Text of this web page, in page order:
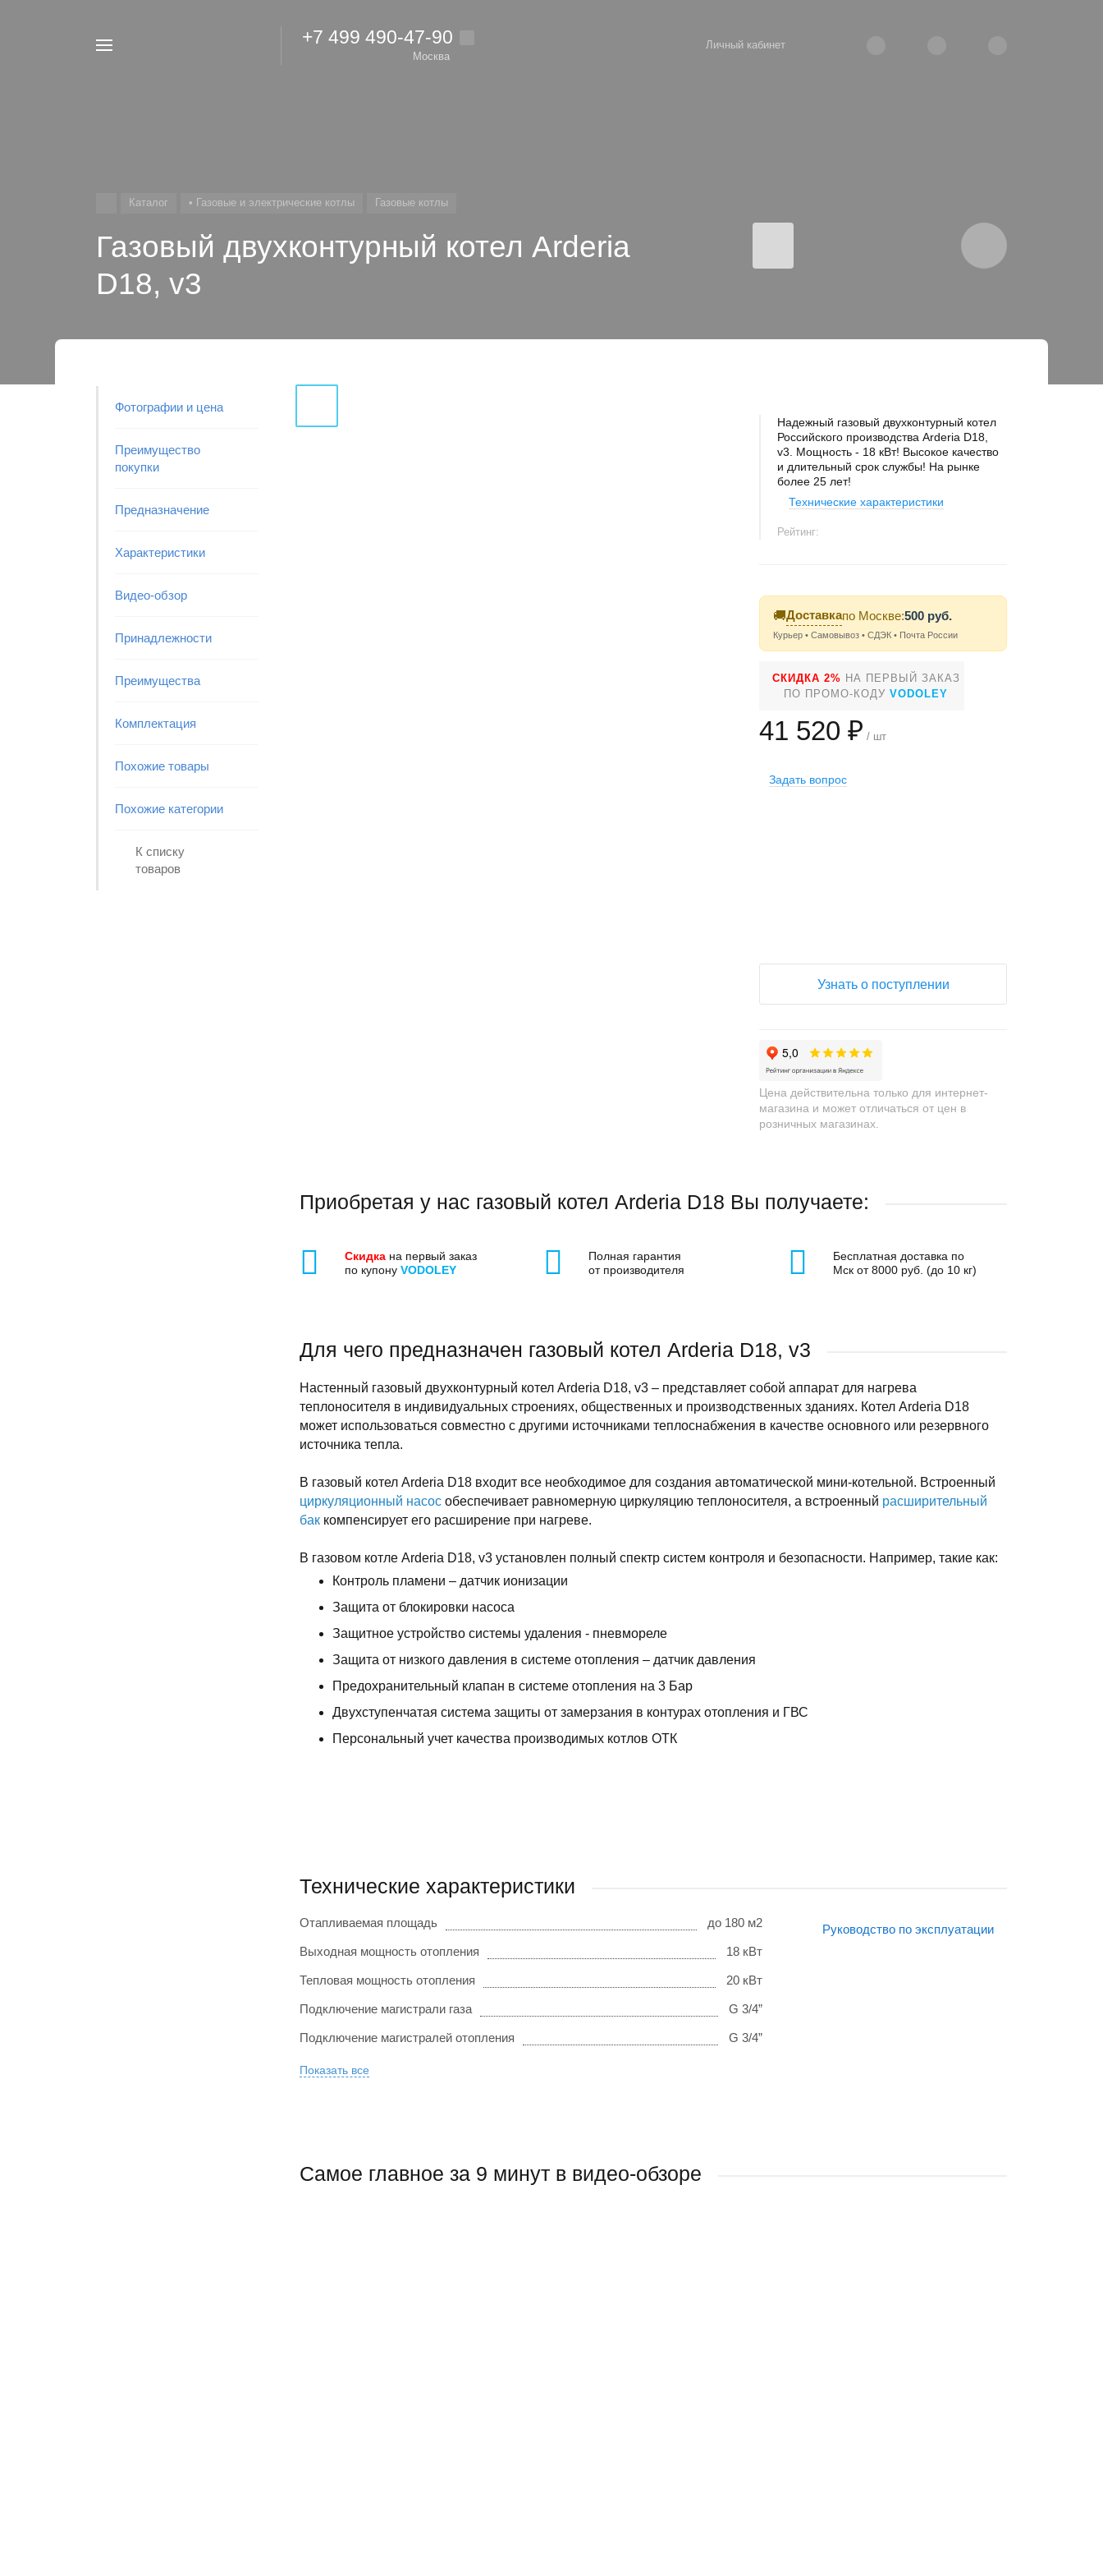
+7 499 490-47-90
Москва
Личный кабинет
Каталог • Газовые и электрические котлы Газовые котлы
Газовый двухконтурный котел Arderia
D18, v3
Фотографии и цена
Преимущество
покупки
Предназначение
Характеристики
Видео-обзор
Принадлежности
Преимущества
Комплектация
Похожие товары
Похожие категории
К списку
товаров
Надежный газовый двухконтурный котел
Российского производства Arderia D18,
v3. Мощность - 18 кВт! Высокое качество
и длительный срок службы! На рынке
более 25 лет!
Технические характеристики
Рейтинг:
🚚Доставкапо Москве:500 руб.
Курьер • Самовывоз • СДЭК • Почта России
СКИДКА 2% НА ПЕРВЫЙ ЗАКАЗ
ПО ПРОМО-КОДУVODOLEY
41 520 ₽ / шт
Задать вопрос
Узнать о поступлении
Цена действительна только для интернет-
магазина и может отличаться от цен в
розничных магазинах.
Приобретая у нас газовый котел Arderia D18 Вы получаете:
Скидка на первый заказ
по купону VODOLEY
Полная гарантия
от производителя
Бесплатная доставка по
Мск от 8000 руб. (до 10 кг)
Для чего предназначен газовый котел Arderia D18, v3
Настенный газовый двухконтурный котел Arderia D18, v3 – представляет собой аппарат для нагрева
теплоносителя в индивидуальных строениях, общественных и производственных зданиях. Котел Arderia D18
может использоваться совместно с другими источниками теплоснабжения в качестве основного или резервного
источника тепла.
В газовый котел Arderia D18 входит все необходимое для создания автоматической мини-котельной. Встроенный
циркуляционный насос обеспечивает равномерную циркуляцию теплоносителя, а встроенный расширительный
бак компенсирует его расширение при нагреве.
В газовом котле Arderia D18, v3 установлен полный спектр систем контроля и безопасности. Например, такие как:
Контроль пламени – датчик ионизации
Защита от блокировки насоса
Защитное устройство системы удаления - пневмореле
Защита от низкого давления в системе отопления – датчик давления
Предохранительный клапан в системе отопления на 3 Бар
Двухступенчатая система защиты от замерзания в контурах отопления и ГВС
Персональный учет качества производимых котлов ОТК
Технические характеристики
Отапливаемая площадь до 180 м2
Выходная мощность отопления 18 кВт
Тепловая мощность отопления 20 кВт
Подключение магистрали газа G 3/4”
Подключение магистралей отопления G 3/4”
Показать все
Руководство по эксплуатации
Самое главное за 9 минут в видео-обзоре